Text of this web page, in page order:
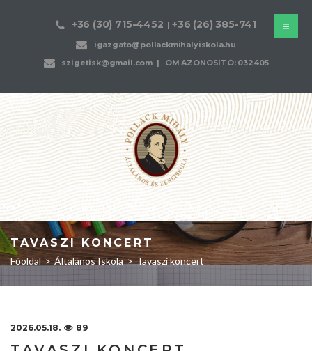
+36 (30) 715-4452 | +36 (26) 385-741
igazgato@pollackmihalyiskola.hu
szigetisk@gmail.com | OM AZONOSÍTÓ: 032405
TAVASZI KONCERT
Főoldal > Általános Iskola > Tavaszi koncert
2026.05.18. 89